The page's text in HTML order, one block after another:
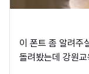
이 폰트 좀 알려주
돌려봤는데 강원